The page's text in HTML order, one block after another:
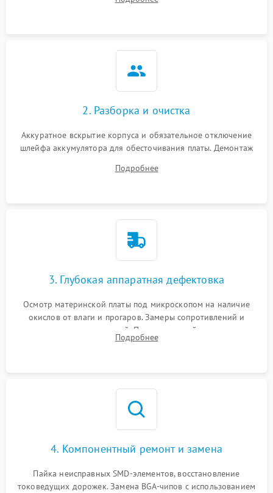
HDD: медленная загрузка,
2000 ₽
Проблемы Wi‑Fi или
2500 ₽
лабораторного блока питания для локализации проблемы.
2. Разборка и очистка
Аккуратное вскрытие корпуса и обязательное отключение
шлейфа аккумулятора для обесточивания платы. Демонтаж
высохшей термопасты с кристаллов чипов.
Подробнее
3. Глубокая аппаратная дефектовка
Осмотр материнской платы под микроскопом на наличие
окислов от влаги и прогаров. Замеры сопротивлений и
дежурных напряжений. Проверка цепей питания,
мультиконтроллера, процессора и видеочипа.
Подробнее
4. Компонентный ремонт и замена
Пайка неисправных SMD-элементов, восстановление
токоведущих дорожек. Замена BGA-чипов с использованием